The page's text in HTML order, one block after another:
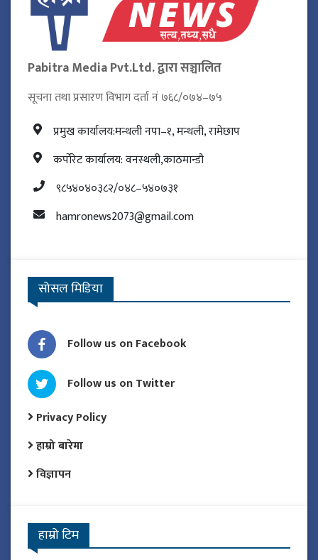
Pabitra Media Pvt.Ltd. द्वारा सञ्चालित
सूचना तथा प्रसारण विभाग दर्ता नं ७६८/०७४–७५
प्रमुख कार्यालय:मन्थली नपा–१, मन्थली, रामेछाप
कर्पोरेट कार्यालय: वनस्थली,काठमान्डौ
९८५४०४०३८२/०४८–५४०७३१
hamronews2073@gmail.com
सोसल मिडिया
Follow us on Facebook
Follow us on Twitter
Privacy Policy
हाम्रो बारेमा
विज्ञापन
हाम्रो टिम